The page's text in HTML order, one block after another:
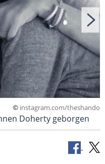
© instagram.com/theshando
Doherty geborgen